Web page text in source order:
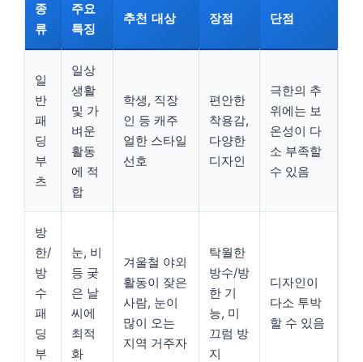
종
류
주요
특징
추천 대상 장점 단점
일
반
패
딩
부
츠
일상
생활
및 가
벼운
활동
에 적
합
학생, 직장
인 등 캐주
얼한 스타일
선호
편안한
착용감,
다양한
디자인
극한의 추
위에는 보
온성이 다
소 부족할
수 있음
방
한/
방
수
패
딩
부
눈, 비
등 궂
은 날
씨에
최적
화
겨울철 야외
활동이 잦은
사람, 눈이
많이 오는
지역 거주자
탁월한
방수/방
한 기
능, 미
끄럼 방
지
디자인이
다소 투박
할 수 있음